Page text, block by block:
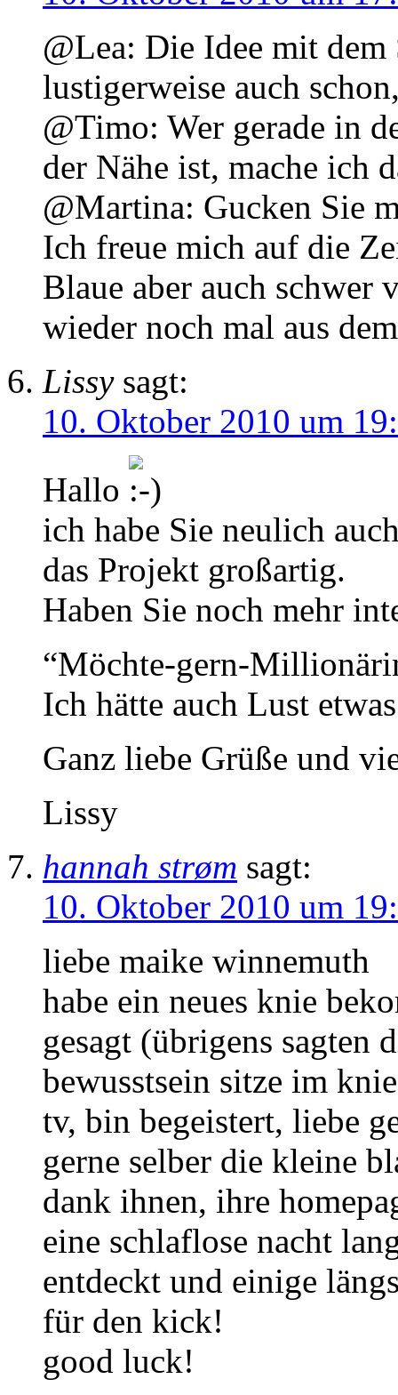
@Lea: Die Idee mit
lustigerweise auch
@Timo: Wer gerade in
der Nähe ist, mache ich
@Martina: Gucken Sie
Ich freue mich auf die
Blaue aber auch schwer
wieder noch mal aus
Lissy sagt:
10. Oktober 2010 um
Hallo
ich habe Sie neulich
das Projekt großartig.
Haben Sie noch mehr
“Möchte-gern-
Ich hätte auch Lust
Ganz liebe Grüße und
Lissy
hannah strøm sagt:
10. Oktober 2010 um
liebe maike winnemuth
habe ein neues knie
gesagt (übrigens sagten
bewusstsein sitze im
tv, bin begeistert, liebe
gerne selber die kleine
dank ihnen, ihre
eine schlaflose nacht
entdeckt und einige
für den kick!
good luck!